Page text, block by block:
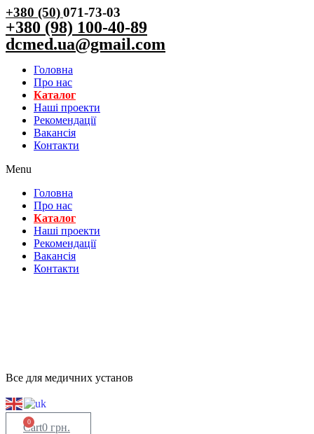
+380 (50)071-73-03
+380 (98) 100-40-89
dcmed.ua@gmail.com
Головна
Про нас
Каталог
Нашi проекти
Рекомендації
Вакансiя
Контакти
Menu
Головна
Про нас
Каталог
Нашi проекти
Рекомендації
Вакансiя
Контакти
Все для медичних установ
0 грн.
0
Cart